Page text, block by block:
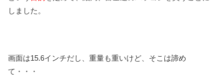
しました。
画面は15.6インチだし、重量も重いけど、そこは諦め
て・・・